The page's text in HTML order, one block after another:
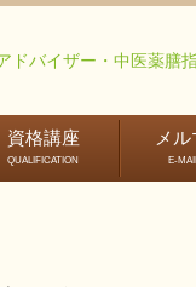
ドバイザー・中医薬膳
資格講座
QUALIFICATION
メ
E-